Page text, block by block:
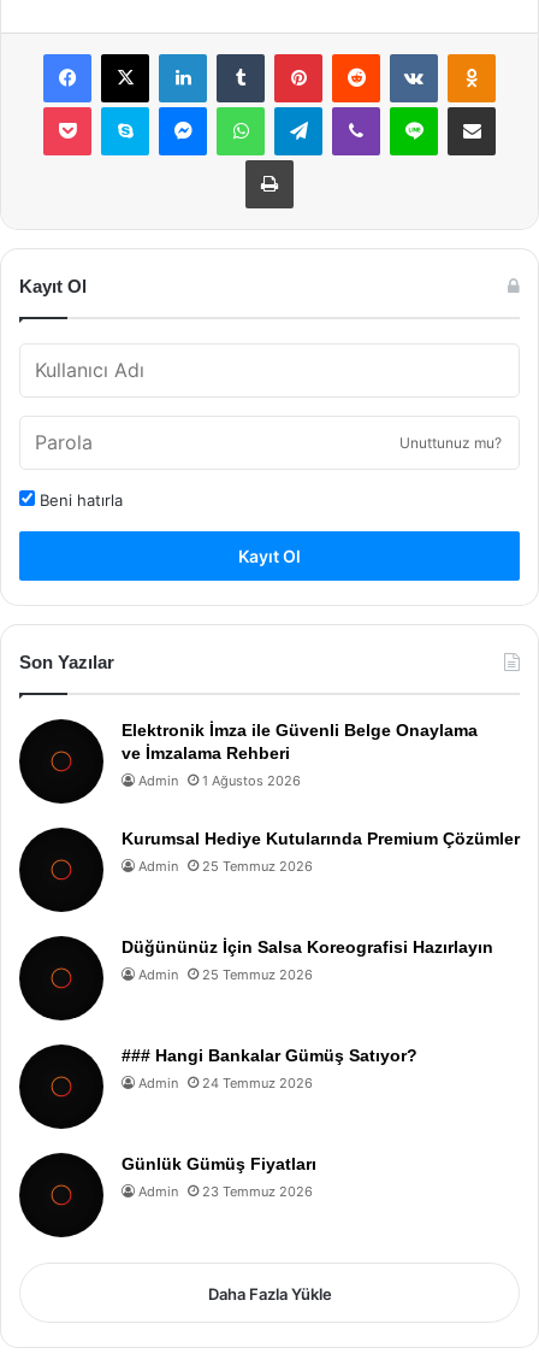
Facebook
X LinkedInTumblr PinterestReddit VKontakte
Pocket Skype MessengerWhatsAppTelegramViber Line E-Posta ile
Yazdır
Kayıt Ol
Unuttunuz mu?
Beni hatırla
Kayıt Ol
Son Yazılar
Elektronik İmza ile Güvenli Belge Onaylama
ve İmzalama Rehberi
Admin 1 Ağustos 2026
Kurumsal Hediye Kutularında Premium Çözümler
Admin 25 Temmuz 2026
Düğününüz İçin Salsa Koreografisi Hazırlayın
Admin 25 Temmuz 2026
### Hangi Bankalar Gümüş Satıyor?
Admin 24 Temmuz 2026
Günlük Gümüş Fiyatları
Admin 23 Temmuz 2026
Daha Fazla Yükle